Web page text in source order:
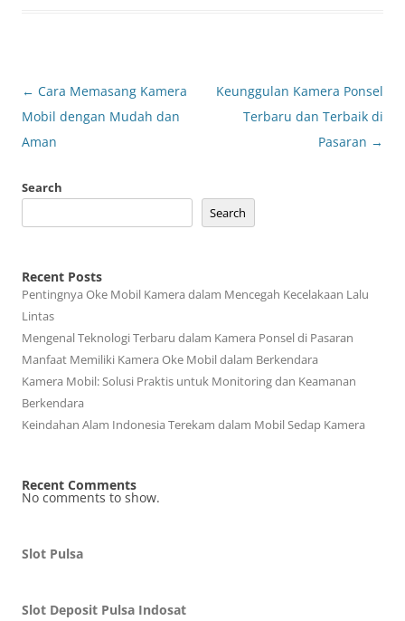
Post
navigation
← Cara Memasang Kamera
Mobil dengan Mudah dan
Aman
Keunggulan Kamera Ponsel
Terbaru dan Terbaik di
Pasaran →
Search
Search
Recent Posts
Pentingnya Oke Mobil Kamera dalam Mencegah Kecelakaan Lalu
Lintas
Mengenal Teknologi Terbaru dalam Kamera Ponsel di Pasaran
Manfaat Memiliki Kamera Oke Mobil dalam Berkendara
Kamera Mobil: Solusi Praktis untuk Monitoring dan Keamanan
Berkendara
Keindahan Alam Indonesia Terekam dalam Mobil Sedap Kamera
Recent Comments
No comments to show.
Slot Pulsa
Slot Deposit Pulsa Indosat